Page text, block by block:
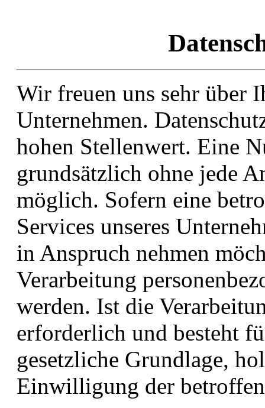
Wir freuen uns sehr über
Unternehmen.
hohen Stellenwert. Eine
grundsätzlich ohne jede
möglich. Sofern eine
Services unseres
in Anspruch nehmen
Verarbeitung
werden. Ist die
erforderlich und besteht
gesetzliche Grundlage,
Einwilligung der